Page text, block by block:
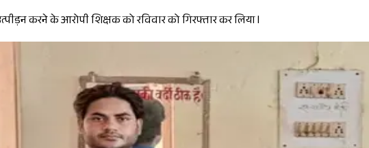
करने के आरोपी शिक्षक को रविवार को गिरफ्तार कर लिया l